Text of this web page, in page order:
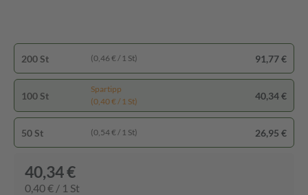
200 St (0,46 € / 1 St) 91,77 €
100 St
Spartipp
(0,40 € / 1 St)
40,34 €
50 St (0,54 € / 1 St) 26,95 €
40,34 €
0,40 € / 1 St